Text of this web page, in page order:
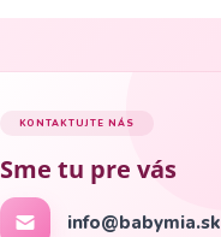
KONTAKTUJTE NÁS
Sme tu pre vás
info@babymia.sk